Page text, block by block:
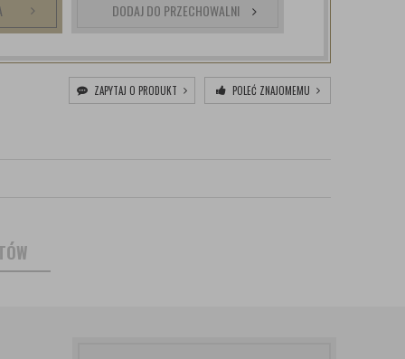
DODAJ DO PRZECHOWALNI
ZAPYTAJ O PRODUKT POLEĆ ZNAJOMEMU